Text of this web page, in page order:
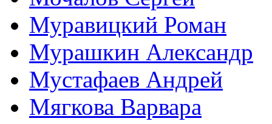
Муравицкий Роман
Мурашкин Александр
Мустафаев Андрей
Мягкова Варвара